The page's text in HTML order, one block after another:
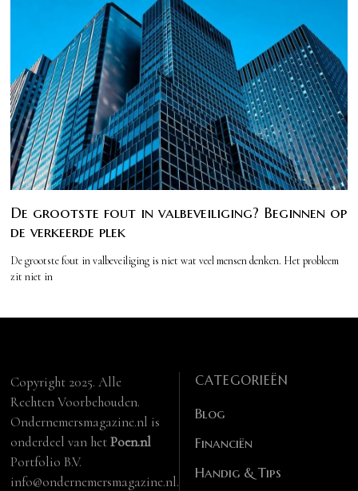
De grootste fout in valbeveiliging? Beginnen op
de verkeerde plek
De grootste fout in valbeveiliging is niet wat veel mensen denken. Het probleem
zit niet in
Copyright 2025. Alle
Rechten Voorbehouden.
Ondernemersmagazine.nl is
onderdeel van hetPoen.nl
Portfolio B.V.
info@ondernemersmagazine.nl.
CATEGORIEËN
Blog
Financiën
Handig & Tips